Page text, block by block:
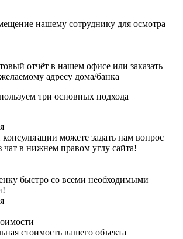
нашему сотруднику для осмотра
отчёт в нашем офисе или заказать
адресу дома/банка
три основных подхода
можете задать нам вопрос
чат в нижнем правом углу сайта!
быстро со всеми необходимыми
стоимость вашего объекта